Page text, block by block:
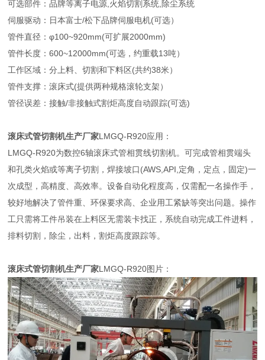
可选部件：品牌等离子电源,火焰切割系统,除尘系统
伺服驱动：日本富士/松下品牌伺服电机(可选）
管件直径：φ100~920mm(可扩展2000mm)
管件长度：600~12000mm(可选，约重载13吨）
工作区域：分上料、切割和下料区(共约38米）
管件支撑：滚床式(提供两种规格滚轮支架）
管径误差：接触/非接触式割炬高度自动跟踪(可选)
滚床式管切割机生产厂家LMGQ-R920应用：
LMGQ-R920为数控6轴滚床式管相贯线切割机。可完成管相贯端头
和孔类火焰或等离子切割，焊接坡口(AWS,API,定角，定点，固定)一
次成型，高精度、高效率。设备自动化程度高，仅需配一名操作手，
较好地解决了管件重、环保要求高、企业用工紧缺等突出问题。操作
工只需将工件吊装在上料区无需装卡找正，系统自动完成工件进料，
排料切割，除尘，出料，割炬高度跟踪等。
滚床式管切割机生产厂家LMGQ-R920图片：